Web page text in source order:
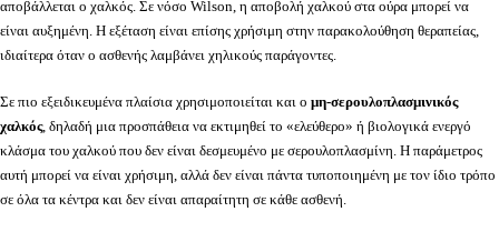
αποβάλλεται ο χαλκός. Σε νόσο Wilson, η αποβολή χαλκού στα ούρα μπορεί να
είναι αυξημένη. Η εξέταση είναι επίσης χρήσιμη στην παρακολούθηση θεραπείας,
ιδιαίτερα όταν ο ασθενής λαμβάνει χηλικούς παράγοντες.
Σε πιο εξειδικευμένα πλαίσια χρησιμοποιείται και ο μη-σερουλοπλασμινικός
χαλκός, δηλαδή μια προσπάθεια να εκτιμηθεί το «ελεύθερο» ή βιολογικά ενεργό
κλάσμα του χαλκού που δεν είναι δεσμευμένο με σερουλοπλασμίνη. Η παράμετρος
αυτή μπορεί να είναι χρήσιμη, αλλά δεν είναι πάντα τυποποιημένη με τον ίδιο τρόπο
σε όλα τα κέντρα και δεν είναι απαραίτητη σε κάθε ασθενή.